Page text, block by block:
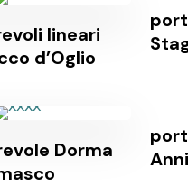
lineari
d’Oglio
Dorma